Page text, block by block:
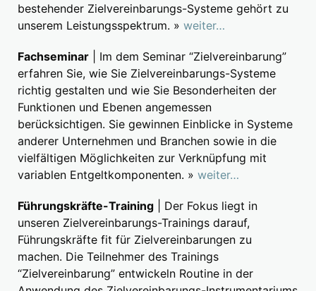
bestehender Zielvereinbarungs-Systeme gehört zu
unserem Leistungsspektrum. » weiter…
Fachseminar | Im dem Seminar “Zielvereinbarung”
erfahren Sie, wie Sie Zielvereinbarungs-Systeme
richtig gestalten und wie Sie Besonderheiten der
Funktionen und Ebenen angemessen
berücksichtigen. Sie gewinnen Einblicke in Systeme
anderer Unternehmen und Branchen sowie in die
vielfältigen Möglichkeiten zur Verknüpfung mit
variablen Entgeltkomponenten. » weiter…
Führungskräfte-Training | Der Fokus liegt in
unseren Zielvereinbarungs-Trainings darauf,
Führungskräfte fit für Zielvereinbarungen zu
machen. Die Teilnehmer des Trainings
“Zielvereinbarung” entwickeln Routine in der